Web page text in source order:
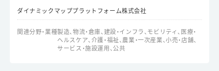
ダイナミックマッププラットフォーム株式会社
関連分野・業種製造、物流・倉庫、建設・インフラ、モビリティ、医療・
ヘルスケア、介護・福祉、農業・一次産業、小売・店舗、
サービス・施設運用、公共